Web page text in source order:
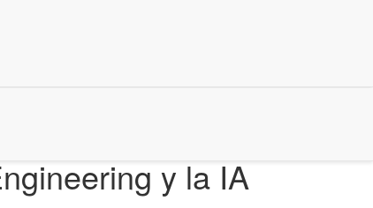
y la IA